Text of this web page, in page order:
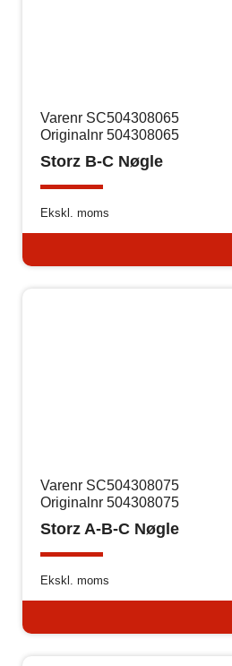
Varenr SC504308065
Originalnr 504308065
Storz B-C Nøgle
Ekskl. moms
Varenr SC504308075
Originalnr 504308075
Storz A-B-C Nøgle
Ekskl. moms